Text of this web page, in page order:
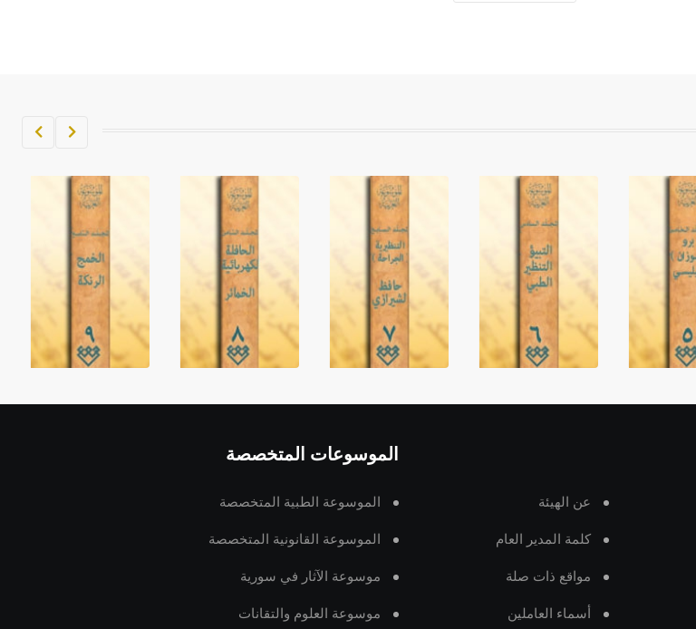
حيث تقتصر القيمة الصوتية للعلامة الك
عن الهيئة
كلمة المدير العام
مواقع ذات صلة
أسماء العاملين
الموسوعات المتخصصة
الموسوعة الطبية المتخصصة
الموسوعة القانونية المتخصصة
موسوعة الآثار في سورية
موسوعة العلوم والتقانات